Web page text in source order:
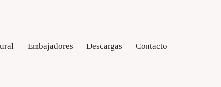
Embajadores Descargas Contacto